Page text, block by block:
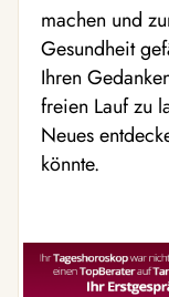
machen und
Gesundheit
Ihren
freien Lauf zu
Neues
könnte.